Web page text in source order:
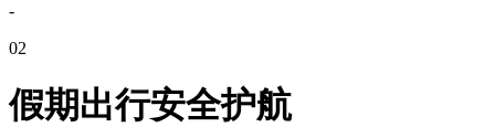
-
02
假期出行安全护航